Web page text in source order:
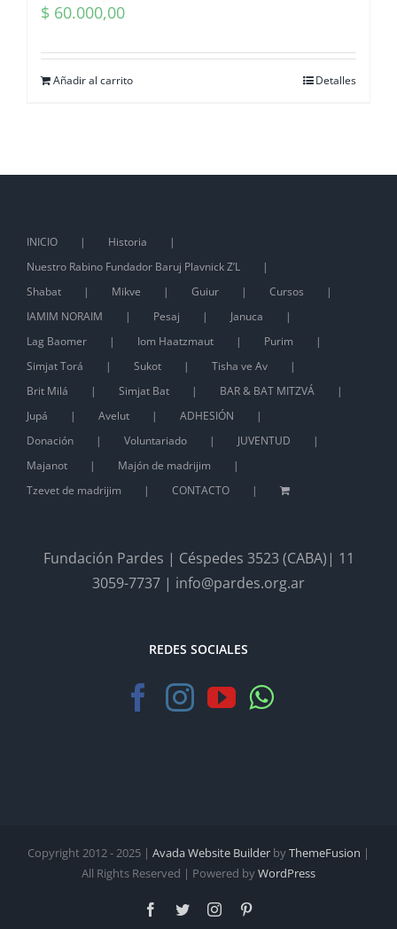
$ 60.000,00
Añadir al carrito Detalles
INICIO
Historia
Nuestro Rabino Fundador Baruj Plavnick Z’L
Shabat
Mikve Guiur
Cursos
IAMIM NORAIM
Pesaj
Januca
Lag Baomer
Iom Haatzmaut
Purim
Simjat Torá
Sukot
Tisha ve Av
Brit Milá
Simjat Bat
BAR & BAT MITZVÁ
Jupá
Avelut
ADHESIÓN
Donación
Voluntariado
JUVENTUD
Majanot
Majón de madrijim
Tzevet de madrijim
CONTACTO
Fundación Pardes | Céspedes 3523 (CABA)| 11
3059-7737 | info@pardes.org.ar
REDES SOCIALES
Copyright 2012 - 2025 | Avada Website Builder byThemeFusion |
All Rights Reserved | Powered byWordPress
Facebook
TwitterInstagram